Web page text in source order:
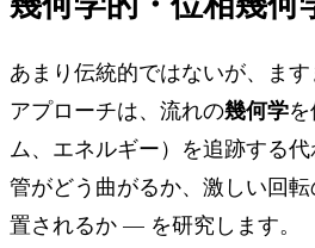
あまり伝統的ではないが、ま
アプローチは、流れの幾何学
ム、エネルギー）を追跡する
管がどう曲がるか、激しい回
置されるか — を研究します。